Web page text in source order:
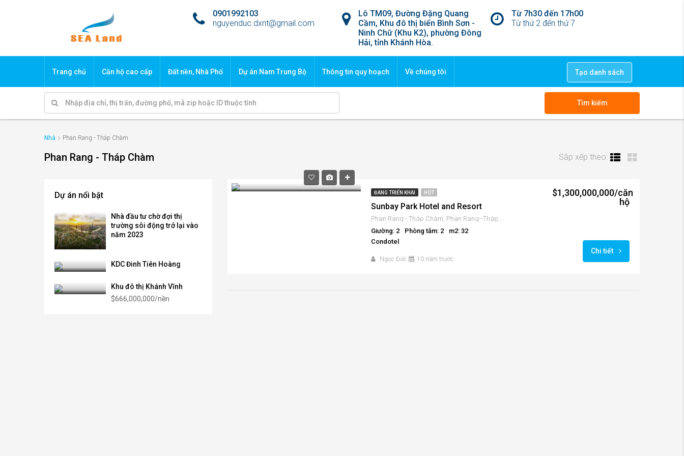
Từ 7h30 đến 17h00
Từ thứ 2 đến thứ 7
Lô TM09, Đường Đặng Quang
Cầm, Khu đô thị biển Bình Sơn -
Ninh Chữ (Khu K2), phường Đông
Hải, tỉnh Khánh Hòa.
0901992103
nguyenduc.dxnt@gmail.com
Trang chủ Căn hộ cao cấp Đất nền, Nhà Phố Dự án Nam Trung Bộ Thông tin quy hoạch Về chúng tôi Tạo danh sách
Tìm kiếm
Nhà Phan Rang - Tháp Chàm
Phan Rang - Tháp Chàm Sắp xếp theo:
ĐANG TRIỂN KHAI HOT
Sunbay Park Hotel and Resort
Phan Rang - Tháp Chàm, Phan Rang–Tháp Chàm, Tỉnh Ninh Thuận, Việt Nam
Giường: 2
Phòng tắm: 2
m2: 32
Condotel
Ngọc Đức 10 năm trước
$1,300,000,000/căn
hộ
Chi tiết
Dự án nổi bật
Nhà đầu tư chờ đợi thị
trường sôi động trở lại vào
năm 2023
KDC Đinh Tiên Hoàng
Khu đô thị Khánh Vĩnh
$666,000,000/nền